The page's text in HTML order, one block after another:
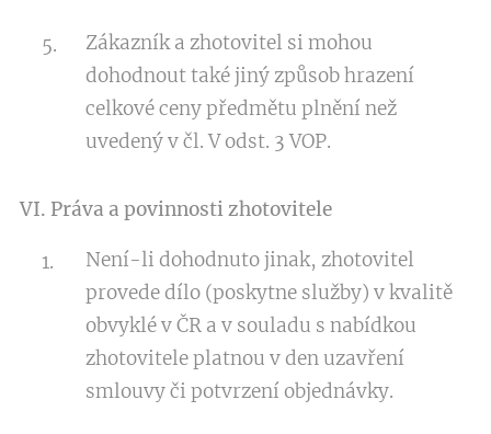
Zákazník a zhotovitel si mohou
dohodnout také jiný způsob hrazení
celkové ceny předmětu plnění než
uvedený v čl. V odst. 3 VOP.
VI. Práva a povinnosti zhotovitele
Není-li dohodnuto jinak, zhotovitel
provede dílo (poskytne služby) v kvalitě
obvyklé v ČR a v souladu s nabídkou
zhotovitele platnou v den uzavření
smlouvy či potvrzení objednávky.